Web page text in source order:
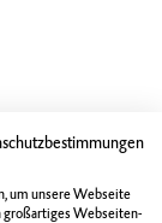
um unsere Webseite
großartiges Webseiten-